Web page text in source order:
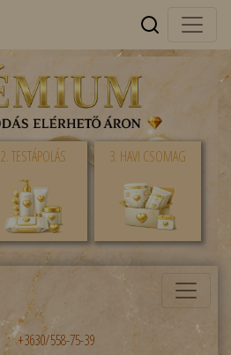
2. TESTÁPOLÁS 3. HAVI CSOMAG
+3630/558-75-39